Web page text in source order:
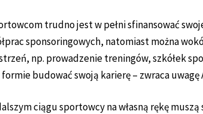
trudno jest w pełni sfinansować
sponsoringowych, natomiast można
np. prowadzenie treningów, szkółek
budować swoją karierę – zwraca uwagę
ciągu sportowcy na własną rękę